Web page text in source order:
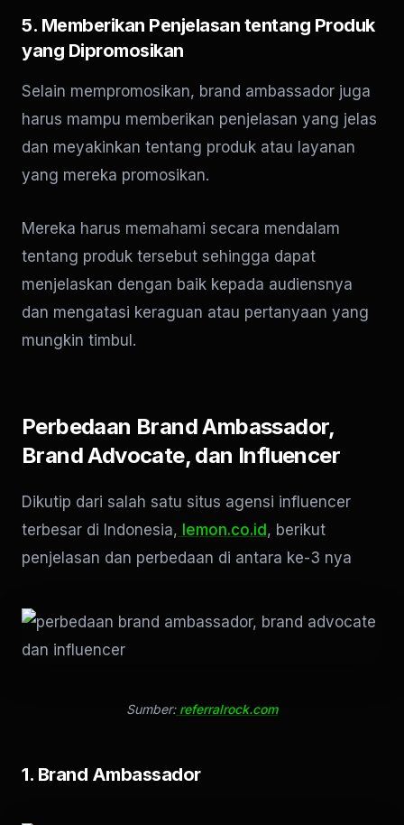
5. Memberikan Penjelasan tentang Produk
yang Dipromosikan
Selain mempromosikan, brand ambassador juga
harus mampu memberikan penjelasan yang jelas
dan meyakinkan tentang produk atau layanan
yang mereka promosikan.
Mereka harus memahami secara mendalam
tentang produk tersebut sehingga dapat
menjelaskan dengan baik kepada audiensnya
dan mengatasi keraguan atau pertanyaan yang
mungkin timbul.
Perbedaan Brand Ambassador,
Brand Advocate, dan Influencer
Dikutip dari salah satu situs agensi influencer
terbesar di Indonesia, lemon.co.id, berikut
penjelasan dan perbedaan di antara ke-3 nya
Sumber:referralrock.com
1. Brand Ambassador